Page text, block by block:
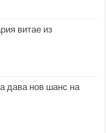
витае из
дава нов шанс на